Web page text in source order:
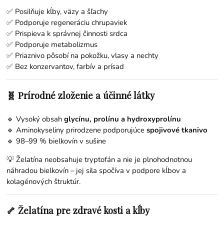
✅ Posilňuje kĺby, väzy a šľachy
✅ Podporuje regeneráciu chrupaviek
✅ Prispieva k správnej činnosti srdca
✅ Podporuje metabolizmus
✅ Priaznivo pôsobí na pokožku, vlasy a nechty
✅ Bez konzervantov, farbív a prísad
🧬 Prírodné zloženie a účinné látky
🔹 Vysoký obsahglycínu, prolínu a hydroxyprolínu
🔹 Aminokyseliny prirodzene podporujúcespojivové tkanivo
🔹 98–99 % bielkovín v sušine
💡 Želatína neobsahuje tryptofán a nie je plnohodnotnou
náhradou bielkovín – jej sila spočíva v podpore kĺbov a
kolagénových štruktúr.
🦴 Želatína pre zdravé kosti a kĺby